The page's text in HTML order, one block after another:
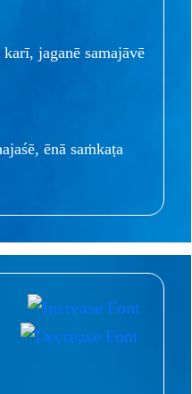
jaganē samajāvē
ēnā saṁkaṭa